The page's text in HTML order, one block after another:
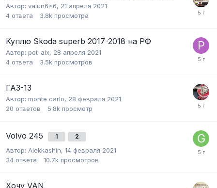
Автор: valun6x6, 21 апреля 2021
4 ответа 3.8k просмотра
Куплю Skoda superb 2017-2018 на РФ
Автор: pot_alx, 28 апреля 2021
4 ответа 3.5k просмотров
ГАЗ-13
Автор: monte carlo, 28 февраля 2021
20 ответов 5.8k просмотр
Volvo 245 1 2
Автор: Alekkashin, 14 февраля 2021
34 ответа 10.7k просмотров
Хочу VAN